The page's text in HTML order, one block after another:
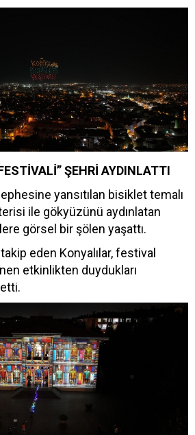
ŞEHRİ AYDINLATTI
yansıtılan bisiklet temalı
ile gökyüzünü aydınlatan
görsel bir şölen yaşattı.
eden Konyalılar, festival
etkinlikten duydukları